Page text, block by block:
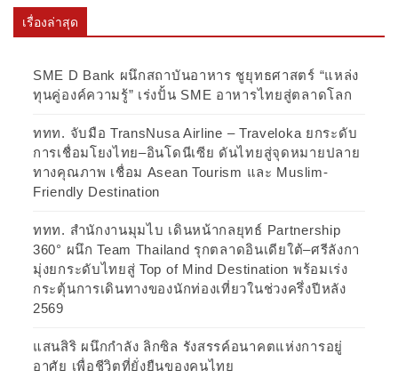
เรื่องล่าสุด
SME D Bank ผนึกสถาบันอาหาร ชูยุทธศาสตร์ “แหล่ง
ทุนคู่องค์ความรู้” เร่งปั้น SME อาหารไทยสู่ตลาดโลก
ททท. จับมือ TransNusa Airline – Traveloka ยกระดับ
การเชื่อมโยงไทย–อินโดนีเซีย ดันไทยสู่จุดหมายปลาย
ทางคุณภาพ เชื่อม Asean Tourism และ Muslim-
Friendly Destination
ททท. สำนักงานมุมไบ เดินหน้ากลยุทธ์ Partnership
360° ผนึก Team Thailand รุกตลาดอินเดียใต้–ศรีลังกา
มุ่งยกระดับไทยสู่ Top of Mind Destination พร้อมเร่ง
กระตุ้นการเดินทางของนักท่องเที่ยวในช่วงครึ่งปีหลัง
2569
แสนสิริ ผนึกกำลัง ลิกซิล รังสรรค์อนาคตแห่งการอยู่
อาศัย เพื่อชีวิตที่ยั่งยืนของคนไทย